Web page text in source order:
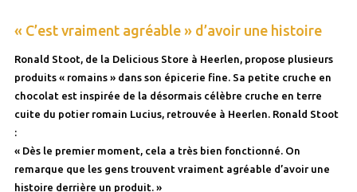
« C’est vraiment agréable » d’avoir une histoire
Ronald Stoot, de la Delicious Store à Heerlen, propose plusieurs
produits « romains » dans son épicerie fine. Sa petite cruche en
chocolat est inspirée de la désormais célèbre cruche en terre
cuite du potier romain Lucius, retrouvée à Heerlen. Ronald Stoot
:
« Dès le premier moment, cela a très bien fonctionné. On
remarque que les gens trouvent vraiment agréable d’avoir une
histoire derrière un produit. »